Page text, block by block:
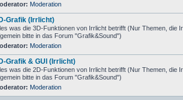
Moderation
Grafik (Irrlicht)
was die 3D-Funktionen von Irrlicht betrifft (Nur Themen, die
bitte in das Forum "Grafik&Sound")
Moderation
Grafik & GUI (Irrlicht)
was die 2D-Funktionen von Irrlicht betrifft (Nur Themen, die
bitte in das Forum "Grafik&Sound")
Moderation